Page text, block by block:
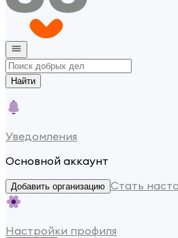
Найти
Уведомления
Основной аккаунт
Добавить организацию Стать
Настройки профиля